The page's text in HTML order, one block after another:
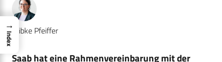
Wibke Pfeiffer
Saab hat eine Rahmenvereinbarung mit der
→
Index